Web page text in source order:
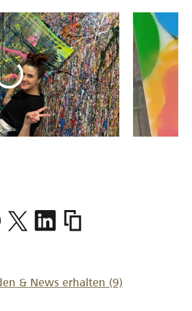
https://
machbar
& News erhalten (9)